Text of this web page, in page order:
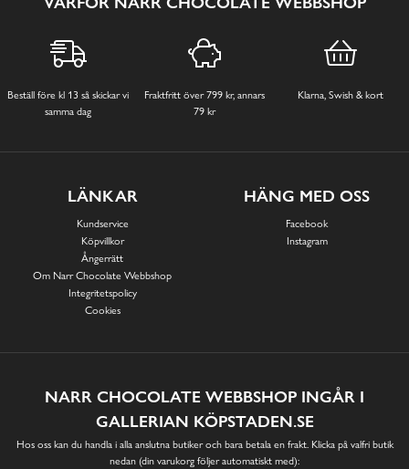
Beställ före kl 13 så skickar vi
samma dag
Fraktfritt över 799 kr, annars
79 kr
Klarna, Swish & kort
LÄNKAR
Kundservice
Köpvillkor
Ångerrätt
Om Narr Chocolate Webbshop
Integritetspolicy
Cookies
HÄNG MED OSS
Facebook
Instagram
NARR CHOCOLATE WEBBSHOP INGÅR I
GALLERIAN KÖPSTADEN.SE
Hos oss kan du handla i alla anslutna butiker och bara betala en frakt. Klicka på valfri butik
nedan (din varukorg följer automatiskt med):